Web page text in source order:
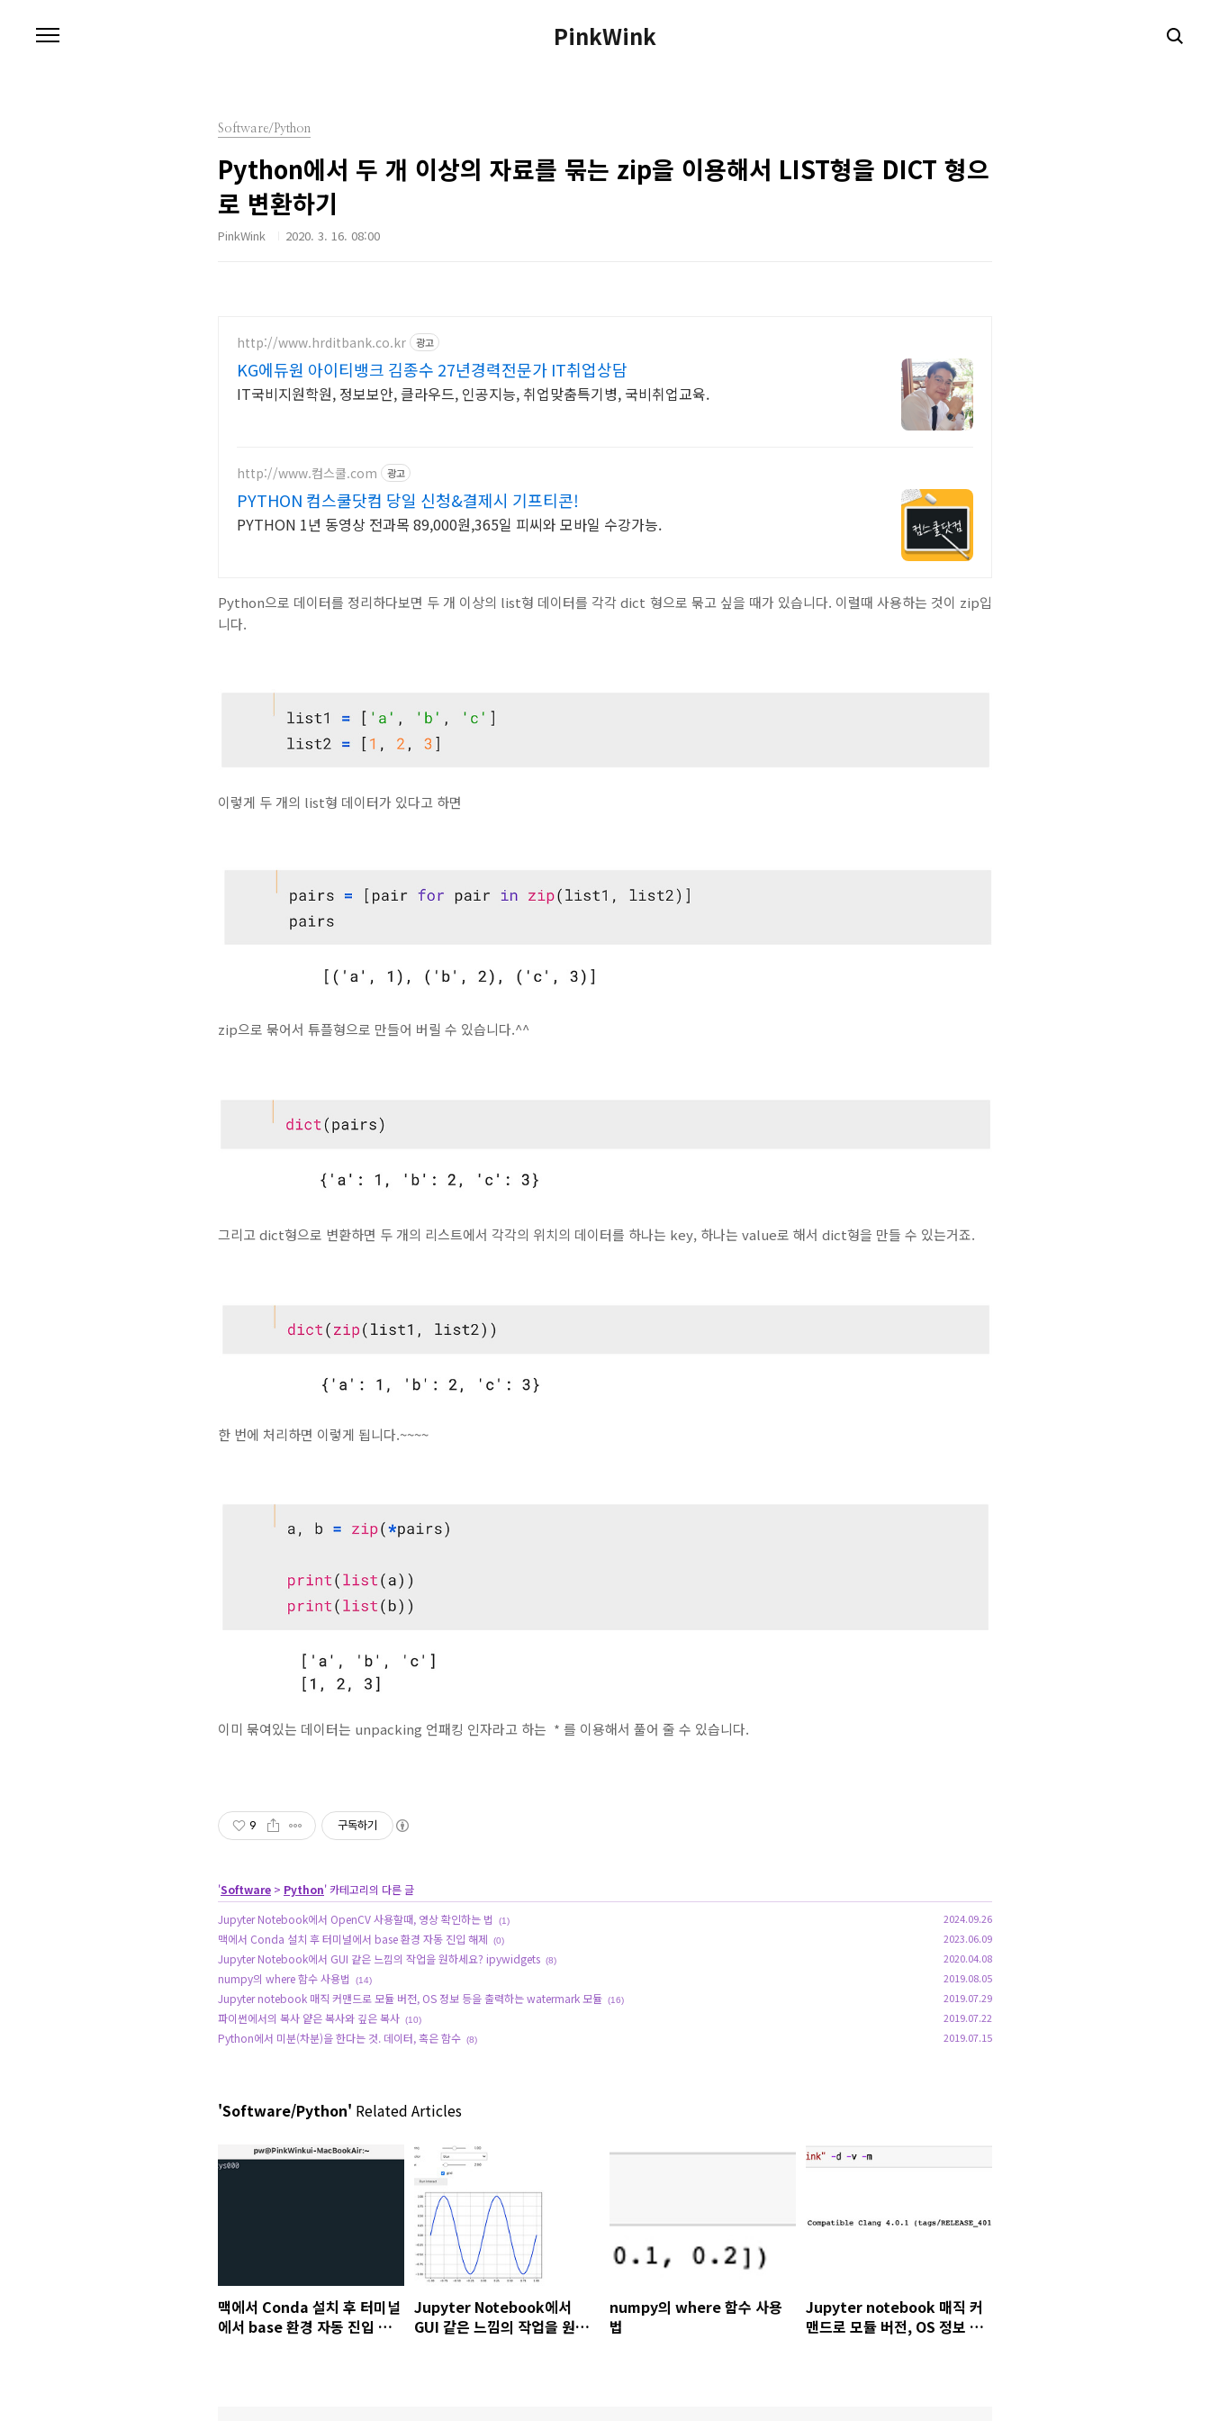
PinkWink
Software/Python
Python에서 두 개 이상의 자료를 묶는 zip을 이용해서 LIST형을 DICT 형으
로 변환하기
PinkWink 2020. 3. 16. 08:00
http://www.hrditbank.co.kr 광고
KG에듀원 아이티뱅크 김종수 27년경력전문가 IT취업상담
IT국비지원학원, 정보보안, 클라우드, 인공지능, 취업맞춤특기병, 국비취업교육.
http://www.컴스쿨.com 광고
PYTHON 컴스쿨닷컴 당일 신청&결제시 기프티콘!
PYTHON 1년 동영상 전과목 89,000원,365일 피씨와 모바일 수강가능.
Python으로 데이터를 정리하다보면 두 개 이상의 list형 데이터를 각각 dict 형으로 묶고 싶을 때가 있습니다. 이럴때 사용하는 것이 zip입
니다.
이렇게 두 개의 list형 데이터가 있다고 하면
zip으로 묶어서 튜플형으로 만들어 버릴 수 있습니다.^^
그리고 dict형으로 변환하면 두 개의 리스트에서 각각의 위치의 데이터를 하나는 key, 하나는 value로 해서 dict형을 만들 수 있는거죠.
한 번에 처리하면 이렇게 됩니다.~~~~
이미 묶여있는 데이터는 unpacking 언패킹 인자라고 하는 * 를 이용해서 풀어 줄 수 있습니다.
9 구독하기
'Software > Python' 카테고리의 다른 글
Jupyter Notebook에서 OpenCV 사용할때, 영상 확인하는 법
(1) 2024.09.26
맥에서 Conda 설치 후 터미널에서 base 환경 자동 진입 해제 (0) 2023.06.09
Jupyter Notebook에서 GUI 같은 느낌의 작업을 원하세요? ipywidgets (8) 2020.04.08
numpy의 where 함수 사용법 (14) 2019.08.05
Jupyter notebook 매직 커맨드로 모듈 버전, OS 정보 등을 출력하는 watermark 모듈 (16) 2019.07.29
파이썬에서의 복사 얕은 복사와 깊은 복사 (10) 2019.07.22
Python에서 미분(차분)을 한다는 것. 데이터, 혹은 함수 (8) 2019.07.15
'Software/Python' Related Articles
맥에서 Conda 설치 후 터미널
에서 base 환경 자동 진입 해
Jupyter Notebook에서
GUI 같은 느낌의 작업을 원하
numpy의 where 함수 사용
법
Jupyter notebook 매직 커
맨드로 모듈 버전, OS 정보 등